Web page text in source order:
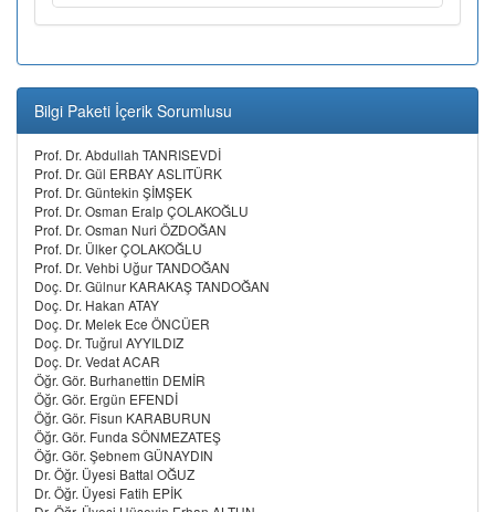
Bilgi Paketi İçerik Sorumlusu
Prof. Dr. Abdullah TANRISEVDİ
Prof. Dr. Gül ERBAY ASLITÜRK
Prof. Dr. Güntekin ŞİMŞEK
Prof. Dr. Osman Eralp ÇOLAKOĞLU
Prof. Dr. Osman Nuri ÖZDOĞAN
Prof. Dr. Ülker ÇOLAKOĞLU
Prof. Dr. Vehbi Uğur TANDOĞAN
Doç. Dr. Gülnur KARAKAŞ TANDOĞAN
Doç. Dr. Hakan ATAY
Doç. Dr. Melek Ece ÖNCÜER
Doç. Dr. Tuğrul AYYILDIZ
Doç. Dr. Vedat ACAR
Öğr. Gör. Burhanettin DEMİR
Öğr. Gör. Ergün EFENDİ
Öğr. Gör. Fisun KARABURUN
Öğr. Gör. Funda SÖNMEZATEŞ
Öğr. Gör. Şebnem GÜNAYDIN
Dr. Öğr. Üyesi Battal OĞUZ
Dr. Öğr. Üyesi Fatih EPİK